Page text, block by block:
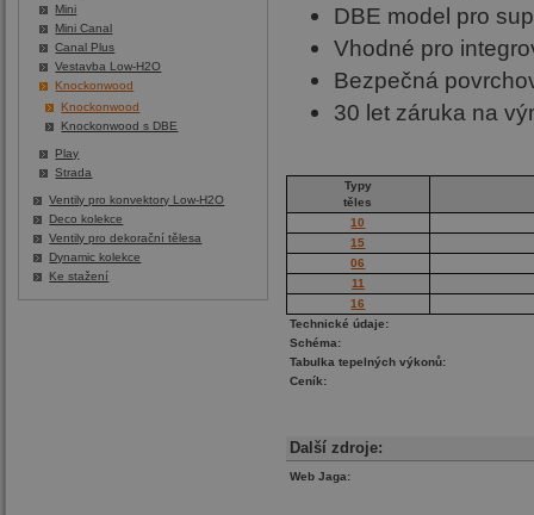
DBE model pro
Vhodné pro
Bezpečná
30 let záruka na
Typy
těles
10
15
06
11
16
Technické údaje:
Schéma:
Tabulka tepelných výkonů:
Ceník:
Další zdroje:
Web Jaga:
Mini
Mini Canal
Canal Plus
Vestavba Low-H2O
Knockonwood
Knockonwood
Knockonwood s DBE
Play
Strada
Ventily pro konvektory Low-H2O
Deco kolekce
Ventily pro dekorační tělesa
Dynamic kolekce
Ke stažení